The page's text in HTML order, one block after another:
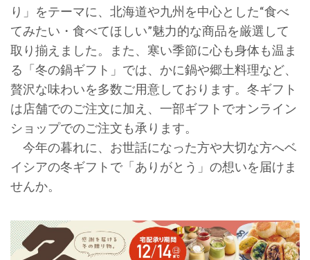
り」をテーマに、北海道や九州を中心とした“食べ
てみたい・食べてほしい”魅力的な商品を厳選して
取り揃えました。また、寒い季節に心も身体も温ま
る「冬の鍋ギフト」では、かに鍋や郷土料理など、
贅沢な味わいを多数ご用意しております。冬ギフト
は店舗でのご注文に加え、一部ギフトでオンライン
ショップでのご注文も承ります。
今年の暮れに、お世話になった方や大切な方へベ
イシアの冬ギフトで「ありがとう」の想いを届けま
せんか。